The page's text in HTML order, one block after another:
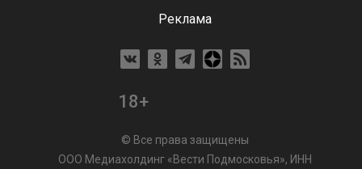
Реклама
18+
© Все права защищены
ООО Медиахолдинг «Вести Подмосковья», ИНН